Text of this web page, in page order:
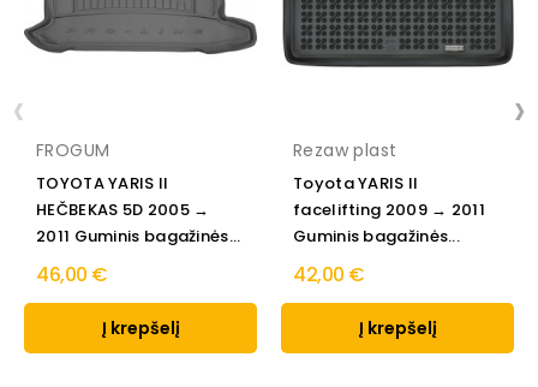
FROGUM
TOYOTA YARIS II
HEČBEKAS 5D 2005 →
2011 Guminis bagažinės...
46,00 €
Į krepšelį
Rezaw plast
Toyota YARIS II
facelifting 2009 → 2011
Guminis bagažinės...
42,00 €
Į krepšelį
‹ ›